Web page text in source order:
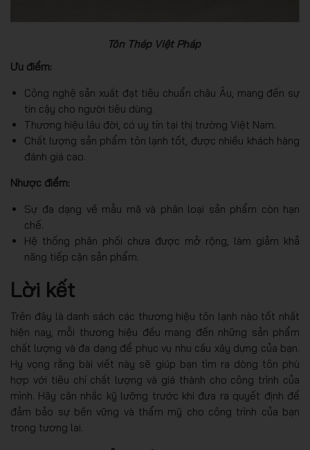
Tôn Thép Việt Pháp
Ưu điểm:
Công nghệ sản xuất đạt tiêu chuẩn châu Âu, mang đến sự
tin cậy cho người tiêu dùng.
Thương hiệu lâu đời, có uy tín tại thị trường Việt Nam.
Chất lượng sản phẩm tôn lạnh tốt, được nhiều khách hàng
đánh giá cao.
Nhược điểm:
Sự đa dạng về mẫu mã và phân loại sản phẩm còn hạn
chế.
Hệ thống phân phối chưa được mở rộng, làm giảm khả
năng tiếp cận sản phẩm.
Lời kết
Trên đây là danh sách các thương hiệu tôn lạnh nào tốt nhất
hiện nay, mỗi thương hiệu đều mang đến những sản phẩm
chất lượng và đa dạng để phục vụ nhu cầu xây dựng của bạn.
Hy vọng rằng bài viết này sẽ giúp bạn tìm ra dòng tôn phù
hợp với tiêu chí chất lượng và giá thành cho công trình của
mình. Hãy cân nhắc kỹ lưỡng trước khi đưa ra quyết định để
đảm bảo sự bền vững và thẩm mỹ cho công trình của bạn
trong tương lai.